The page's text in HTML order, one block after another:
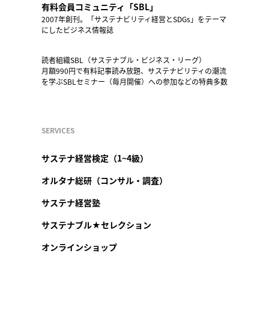
有料会員コミュニティ「SBL」
2007年創刊。「サステナビリティ経営とSDGs」をテーマ
にしたビジネス情報誌
読者組織SBL（サステナブル・ビジネス・リーグ）
月額990円で有料記事読み放題、サステナビリティの潮流
を学ぶSBLセミナー（毎月開催）への参加などの特典多数
SERVICES
サステナ経営検定（1~4級）
オルタナ総研（コンサル・調査）
サステナ経営塾
サステナブル★セレクション
オンラインショップ